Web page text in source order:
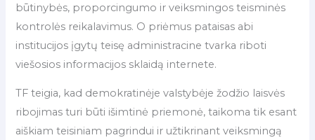
būtinybės, proporcingumo ir veiksmingos teisminės
kontrolės reikalavimus. O priėmus pataisas abi
institucijos įgytų teisę administracine tvarka riboti
viešosios informacijos sklaidą internete.
TF teigia, kad demokratinėje valstybėje žodžio laisvės
ribojimas turi būti išimtinė priemonė, taikoma tik esant
aiškiam teisiniam pagrindui ir užtikrinant veiksmingą